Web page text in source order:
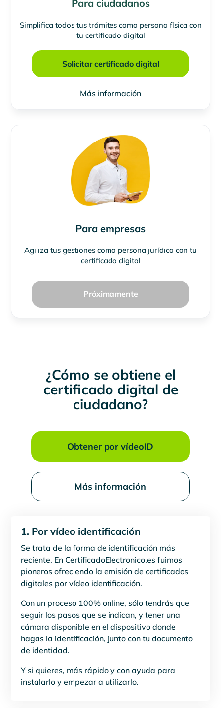
Para ciudadanos
Simplifica todos tus trámites como persona física con
tu certificado digital
Solicitar certificado digital
Más información
Para empresas
Agiliza tus gestiones como persona jurídica con tu
certificado digital
Próximamente
¿Cómo se obtiene el
certificado digital de
ciudadano?
Obtener por vídeoID
Más información
1. Por vídeo identificación
Se trata de la forma de identificación más
reciente. En CertificadoElectronico.es fuimos
pioneros ofreciendo la emisión de certificados
digitales por vídeo identificación.
Con un proceso 100% online, sólo tendrás que
seguir los pasos que se indican, y tener una
cámara disponible en el dispositivo donde
hagas la identificación, junto con tu documento
de identidad.
Y si quieres, más rápido y con ayuda para
instalarlo y empezar a utilizarlo.